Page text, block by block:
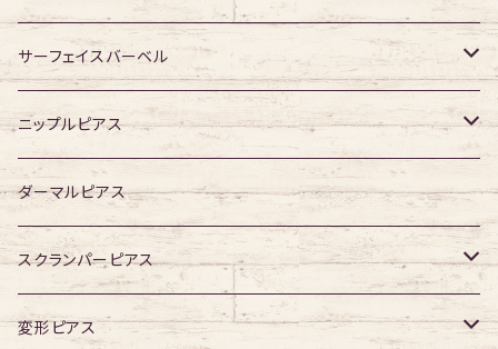
ジュエル有り
ジュエル有り
ジュエル無し
ジュエル有り
サーフェイスバーベル
ジュエル無し
ジュエル有り
ニップルピアス
ジュエル無し
ジュエル有り
ダーマルピアス
スクランパーピアス
16G
変形ピアス